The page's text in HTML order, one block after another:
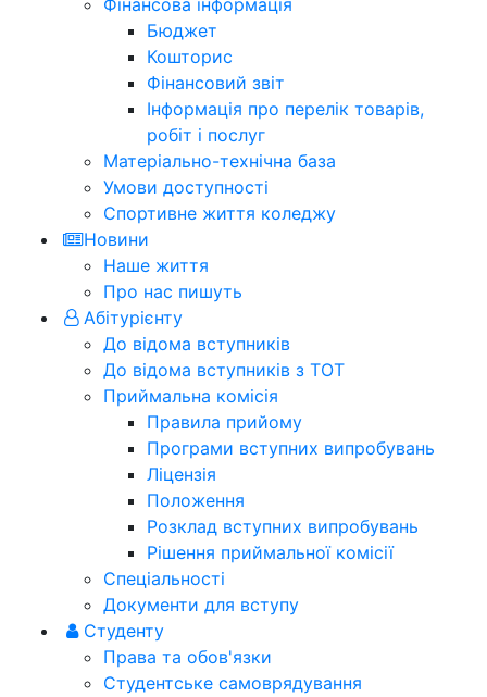
Фінансова інформація
Бюджет
Кошторис
Фінансовий звіт
Інформація про перелік товарів,
робіт і послуг
Матеріально-технічна база
Умови доступності
Спортивне життя коледжу
Новини
Наше життя
Про нас пишуть
Абітурієнту
До відома вступників
До відома вступників з ТОТ
Приймальна комісія
Правила прийому
Програми вступних випробувань
Ліцензія
Положення
Розклад вступних випробувань
Рішення приймальної комісії
Спеціальності
Документи для вступу
Студенту
Права та обов'язки
Студентське самоврядування